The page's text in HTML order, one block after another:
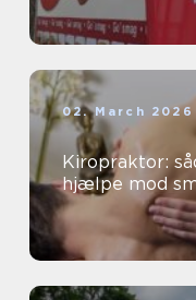
02. March 2026
Kiropraktor:
hjælpe mod